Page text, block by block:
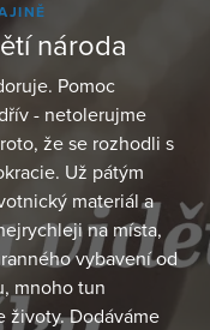
národa
Pomoc
- netolerujme
že se rozhodli s
Už pátým
materiál a
na místa,
vybavení od
mnoho tun
životy. Dodáváme